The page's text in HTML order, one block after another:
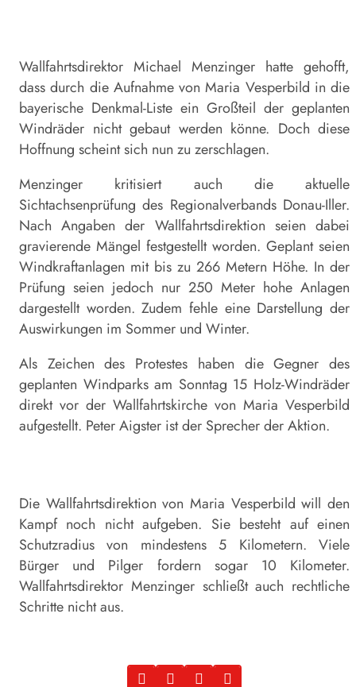
Wallfahrtsdirektor Michael Menzinger hatte gehofft,
dass durch die Aufnahme von Maria Vesperbild in die
bayerische Denkmal-Liste ein Großteil der geplanten
Windräder nicht gebaut werden könne. Doch diese
Hoffnung scheint sich nun zu zerschlagen.
Menzinger kritisiert auch die aktuelle
Sichtachsenprüfung des Regionalverbands Donau-Iller.
Nach Angaben der Wallfahrtsdirektion seien dabei
gravierende Mängel festgestellt worden. Geplant seien
Windkraftanlagen mit bis zu 266 Metern Höhe. In der
Prüfung seien jedoch nur 250 Meter hohe Anlagen
dargestellt worden. Zudem fehle eine Darstellung der
Auswirkungen im Sommer und Winter.
Als Zeichen des Protestes haben die Gegner des
geplanten Windparks am Sonntag 15 Holz-Windräder
direkt vor der Wallfahrtskirche von Maria Vesperbild
aufgestellt. Peter Aigster ist der Sprecher der Aktion.
Die Wallfahrtsdirektion von Maria Vesperbild will den
Kampf noch nicht aufgeben. Sie besteht auf einen
Schutzradius von mindestens 5 Kilometern. Viele
Bürger und Pilger fordern sogar 10 Kilometer.
Wallfahrtsdirektor Menzinger schließt auch rechtliche
Schritte nicht aus.